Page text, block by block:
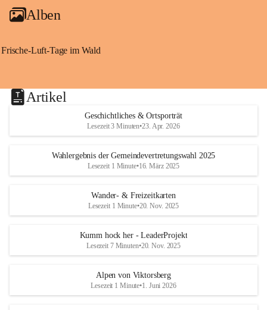
Alben
Frische-Luft-Tage im Wald
Artikel
Geschichtliches & Ortsporträt
Lesezeit 3 Minuten•23. Apr. 2026
Wahlergebnis der Gemeindevertretungswahl 2025
Lesezeit 1 Minute•16. März 2025
Wander- & Freizeitkarten
Lesezeit 1 Minute•20. Nov. 2025
Kumm hock her - LeaderProjekt
Lesezeit 7 Minuten•20. Nov. 2025
Alpen von Viktorsberg
Lesezeit 1 Minute•1. Juni 2026